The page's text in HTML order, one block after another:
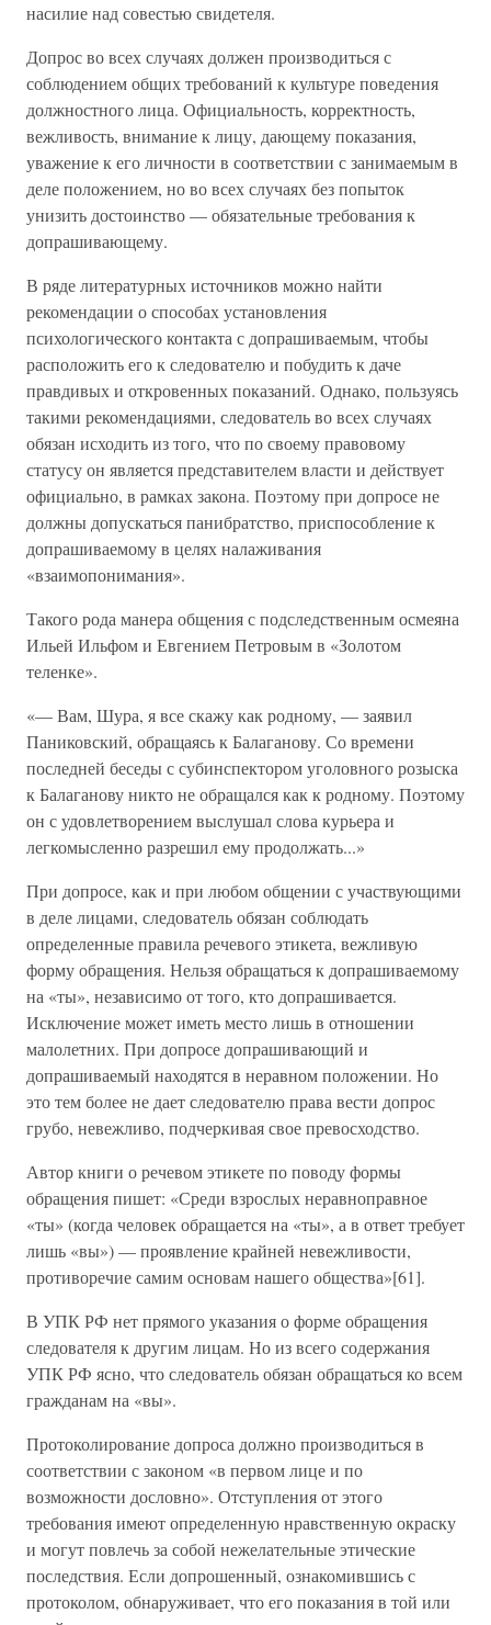
насилие над совестью свидетеля.
Допрос во всех случаях должен производиться с
соблюдением общих требований к культуре поведения
должностного лица. Официальность, корректность,
вежливость, внимание к лицу, дающему показания,
уважение к его личности в соответствии с занимаемым в
деле положением, но во всех случаях без попыток
унизить достоинство — обязательные требования к
допрашивающему.
В ряде литературных источников можно найти
рекомендации о способах установления
психологического контакта с допрашиваемым, чтобы
расположить его к следователю и побудить к даче
правдивых и откровенных показаний. Однако, пользуясь
такими рекомендациями, следователь во всех случаях
обязан исходить из того, что по своему правовому
статусу он является представителем власти и действует
официально, в рамках закона. Поэтому при допросе не
должны допускаться панибратство, приспособление к
допрашиваемому в целях налаживания
«взаимопонимания».
Такого рода манера общения с подследственным осмеяна
Ильей Ильфом и Евгением Петровым в «Золотом
теленке».
«— Вам, Шура, я все скажу как родному, — заявил
Паниковский, обращаясь к Балаганову. Со времени
последней беседы с субинспектором уголовного розыска
к Балаганову никто не обращался как к родному. Поэтому
он с удовлетворением выслушал слова курьера и
легкомысленно разрешил ему продолжать...»
При допросе, как и при любом общении с участвующими
в деле лицами, следователь обязан соблюдать
определенные правила речевого этикета, вежливую
форму обращения. Нельзя обращаться к допрашиваемому
на «ты», независимо от того, кто допрашивается.
Исключение может иметь место лишь в отношении
малолетних. При допросе допрашивающий и
допрашиваемый находятся в неравном положении. Но
это тем более не дает следователю права вести допрос
грубо, невежливо, подчеркивая свое превосходство.
Автор книги о речевом этикете по поводу формы
обращения пишет: «Среди взрослых неравноправное
«ты» (когда человек обращается на «ты», а в ответ требует
лишь «вы») — проявление крайней невежливости,
противоречие самим основам нашего общества»[61].
В УПК РФ нет прямого указания о форме обращения
следователя к другим лицам. Но из всего содержания
УПК РФ ясно, что следователь обязан обращаться ко всем
гражданам на «вы».
Протоколирование допроса должно производиться в
соответствии с законом «в первом лице и по
возможности дословно». Отступления от этого
требования имеют определенную нравственную окраску
и могут повлечь за собой нежелательные этические
последствия. Если допрошенный, ознакомившись с
протоколом, обнаруживает, что его показания в той или